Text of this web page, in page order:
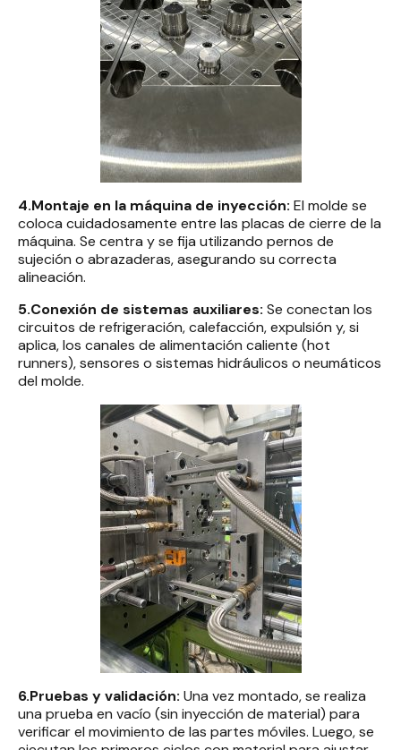
4.Montaje en la máquina de inyección: El molde se
coloca cuidadosamente entre las placas de cierre de la
máquina. Se centra y se fija utilizando pernos de
sujeción o abrazaderas, asegurando su correcta
alineación.
5.Conexión de sistemas auxiliares: Se conectan los
circuitos de refrigeración, calefacción, expulsión y, si
aplica, los canales de alimentación caliente (hot
runners), sensores o sistemas hidráulicos o neumáticos
del molde.
6.Pruebas y validación: Una vez montado, se realiza
una prueba en vacío (sin inyección de material) para
verificar el movimiento de las partes móviles. Luego, se